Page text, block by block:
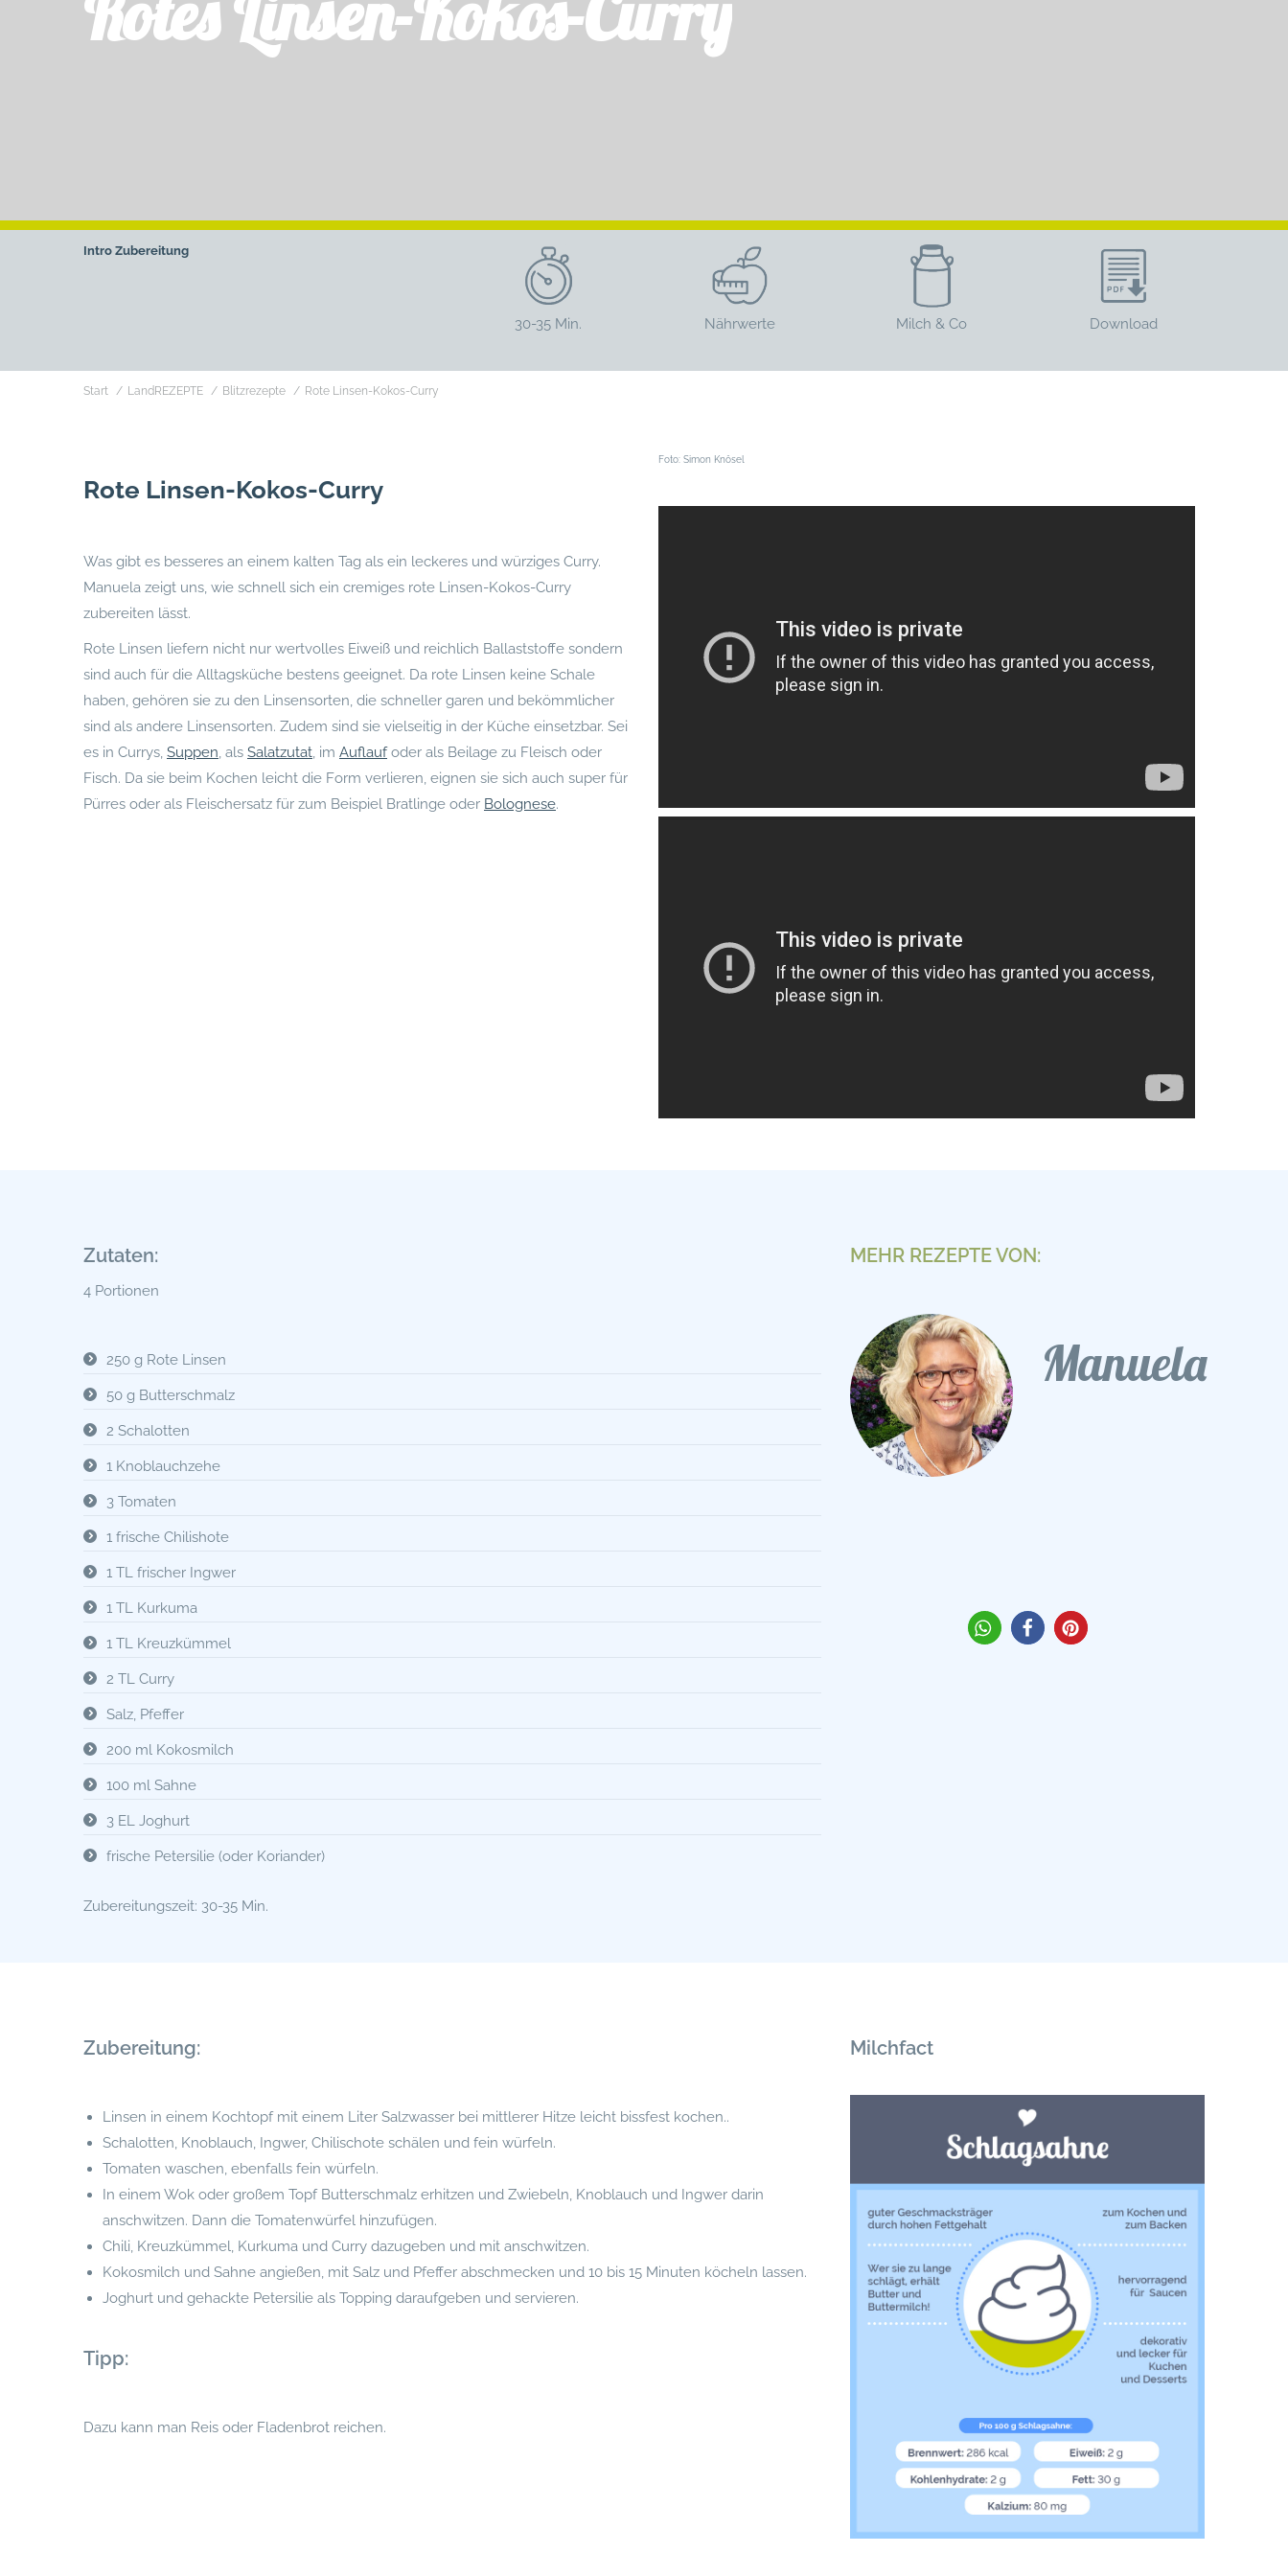
Intro Zubereitung
30-35 Min. Nährwerte Milch & Co Download
Sie befinden sich hier:
Start LandREZEPTE Blitzrezepte Rote Linsen-Kokos-Curry
Rote Linsen-Kokos-Curry
Was gibt es besseres an einem kalten Tag als ein leckeres und würziges Curry.
Manuela zeigt uns, wie schnell sich ein cremiges rote Linsen-Kokos-Curry
zubereiten lässt.
Rote Linsen liefern nicht nur wertvolles Eiweiß und reichlich Ballaststoffe sondern
sind auch für die Alltagsküche bestens geeignet. Da rote Linsen keine Schale
haben, gehören sie zu den Linsensorten, die schneller garen und bekömmlicher
sind als andere Linsensorten. Zudem sind sie vielseitig in der Küche einsetzbar. Sei
es in Currys, Suppen, als Salatzutat, im Auflaufoder als Beilage zu Fleisch oder
Fisch. Da sie beim Kochen leicht die Form verlieren, eignen sie sich auch super für
Pürres oder als Fleischersatz für zum Beispiel Bratlinge oder Bolognese.
Foto: Simon Knösel
Zutaten:
4 Portionen
250 g Rote Linsen
50 g Butterschmalz
2 Schalotten
1 Knoblauchzehe
3 Tomaten
1 frische Chilishote
1 TL frischer Ingwer
1 TL Kurkuma
1 TL Kreuzkümmel
2 TL Curry
Salz, Pfeffer
200 ml Kokosmilch
100 ml Sahne
3 EL Joghurt
frische Petersilie (oder Koriander)
Zubereitungszeit: 30-35 Min.
MEHR REZEPTE VON:
Manuela
Zubereitung:
Linsen in einem Kochtopf mit einem Liter Salzwasser bei mittlerer Hitze leicht bissfest kochen..
Schalotten, Knoblauch, Ingwer, Chilischote schälen und fein würfeln.
Tomaten waschen, ebenfalls fein würfeln.
In einem Wok oder großem Topf Butterschmalz erhitzen und Zwiebeln, Knoblauch und Ingwer darin
anschwitzen. Dann die Tomatenwürfel hinzufügen.
Chili, Kreuzkümmel, Kurkuma und Curry dazugeben und mit anschwitzen.
Kokosmilch und Sahne angießen, mit Salz und Pfeffer abschmecken und 10 bis 15 Minuten köcheln lassen.
Joghurt und gehackte Petersilie als Topping daraufgeben und servieren.
Tipp:
Dazu kann man Reis oder Fladenbrot reichen.
Milchfact